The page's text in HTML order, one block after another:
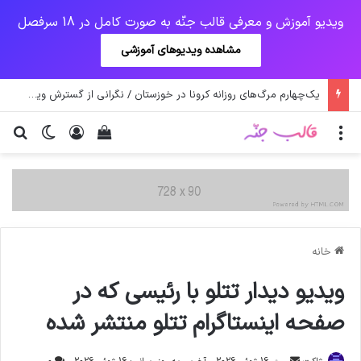
ویدیو آموزش و معرفی قالب جنّه به صورت کامل در 18 سرفصل
مشاهده ویدیوهای آموزشی
یک‌چهارم مرگ‌های روزانه کرونا در خوزستان / نگرانی از گسترش ویروس انگلیسی در تهران
تغییر ورود
دیدن سبد خرید منو
خانه
ویدیو دیدار تتلو با رئیسی که در
صفحه اینستاگرام تتلو منتشر شده